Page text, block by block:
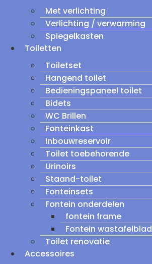
Met verlichting
Verlichting / verwarming
Spiegelkasten
Toiletten
Toiletset
Hangend toilet
Bedieningspaneel toilet
Bidets
WC Brillen
Fonteinkast
Inbouwreservoir
Toilet toebehorende
Urinoirs
Staand-toilet
Fonteinsets
Fontein onderdelen
fontein frame
Fontein wastafelblad
Toilet renovatie
Accessoires